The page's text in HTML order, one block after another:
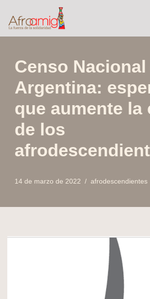
Saltar
al
Censo Nacional
Argentina:
que aumente la
de los
14 de marzo de 2022 afrodescendientes